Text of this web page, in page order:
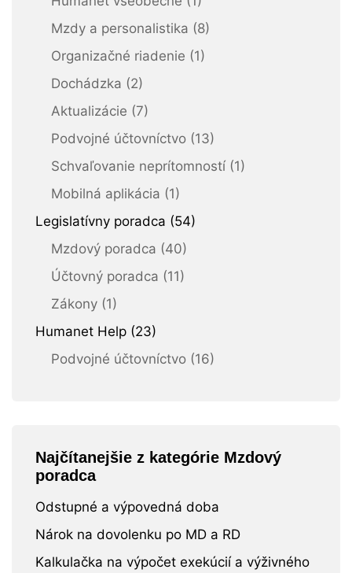
Mzdy a personalistika (8)
Organizačné riadenie (1)
Dochádzka (2)
Aktualizácie (7)
Podvojné účtovníctvo (13)
Schvaľovanie neprítomností (1)
Mobilná aplikácia (1)
Legislatívny poradca (54)
Mzdový poradca (40)
Účtovný poradca (11)
Zákony (1)
Humanet Help (23)
Podvojné účtovníctvo (16)
Najčítanejšie z kategórie Mzdový
poradca
Odstupné a výpovedná doba
Nárok na dovolenku po MD a RD
Kalkulačka na výpočet exekúcií a výživného